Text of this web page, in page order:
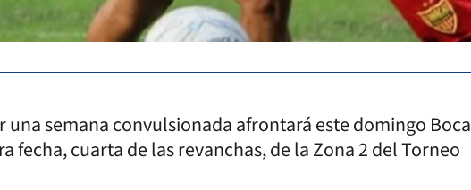
una semana convulsionada afrontará este domingo Boca
fecha, cuarta de las revanchas, de la Zona 2 del Torneo